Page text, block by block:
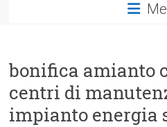
bonifica amianto
centri di
impianto energia